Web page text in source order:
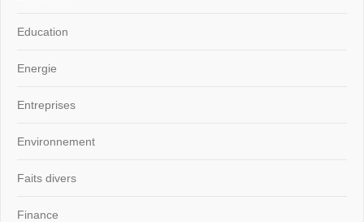
Education
Energie
Entreprises
Environnement
Faits divers
Finance